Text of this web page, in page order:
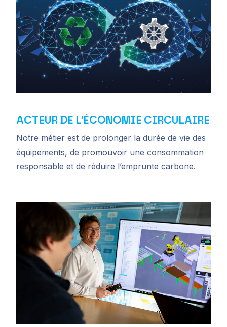
ACTEUR DE L’ÉCONOMIE CIRCULAIRE
Notre métier est de prolonger la durée de vie des
équipements, de promouvoir une consommation
responsable et de réduire l’emprunte carbone.